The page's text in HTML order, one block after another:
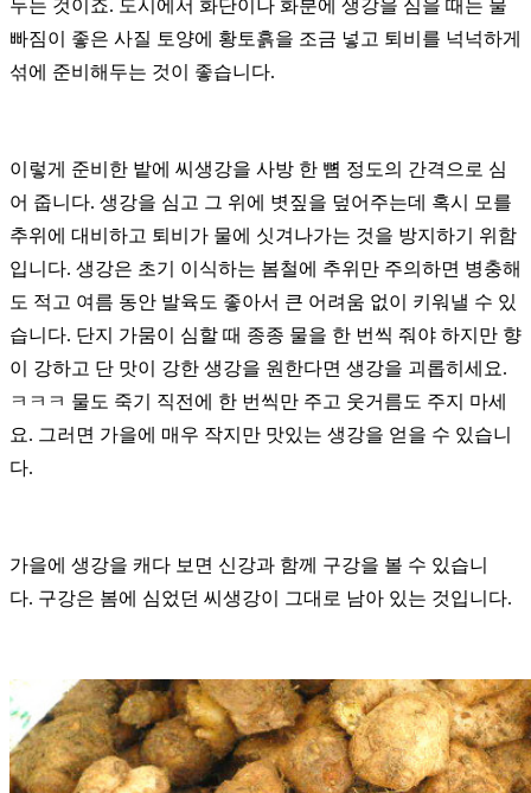
두는 것이죠. 도시에서 화단이나 화분에 생강을 심을 때는 물
빠짐이 좋은 사질 토양에 황토흙을 조금 넣고 퇴비를 넉넉하게
섞에 준비해두는 것이 좋습니다.
이렇게 준비한 밭에 씨생강을 사방 한 뼘 정도의 간격으로 심
어 줍니다. 생강을 심고 그 위에 볏짚을 덮어주는데 혹시 모를
추위에 대비하고 퇴비가 물에 싯겨나가는 것을 방지하기 위함
입니다. 생강은 초기 이식하는 봄철에 추위만 주의하면 병충해
도 적고 여름 동안 발육도 좋아서 큰 어려움 없이 키워낼 수 있
습니다. 단지 가뭄이 심할 때 종종 물을 한 번씩 줘야 하지만 향
이 강하고 단 맛이 강한 생강을 원한다면 생강을 괴롭히세요.
ㅋㅋㅋ 물도 죽기 직전에 한 번씩만 주고 웃거름도 주지 마세
요. 그러면 가을에 매우 작지만 맛있는 생강을 얻을 수 있습니
다.
가을에 생강을 캐다 보면 신강과 함께 구강을 볼 수 있습니
다. 구강은 봄에 심었던 씨생강이 그대로 남아 있는 것입니다.